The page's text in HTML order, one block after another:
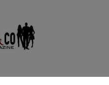
BELLEZA, OCIO, VIAJES,